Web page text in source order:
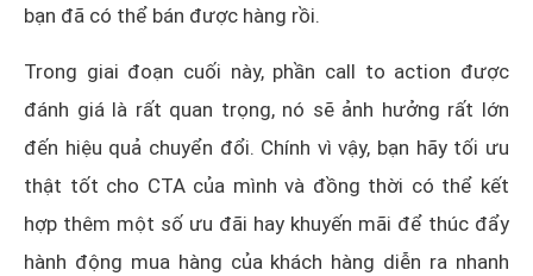
bạn đã có thể bán được hàng rồi.
Trong giai đoạn cuối này, phần call to action được
đánh giá là rất quan trọng, nó sẽ ảnh hưởng rất lớn
đến hiệu quả chuyển đổi. Chính vì vậy, bạn hãy tối ưu
thật tốt cho CTA của mình và đồng thời có thể kết
hợp thêm một số ưu đãi hay khuyến mãi để thúc đẩy
hành động mua hàng của khách hàng diễn ra nhanh